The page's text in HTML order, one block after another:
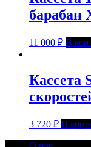
барабан
11 000 ₽ В
Кассета
3 720 ₽ В